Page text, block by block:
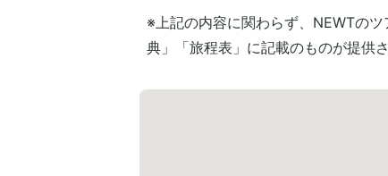
※上記の内容に関わらず、NEWTの
典」「旅程表」に記載のものが提供さ